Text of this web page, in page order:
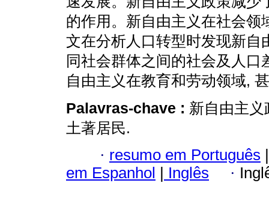
的作用。新自由主义在社会领
文在分析人口转型时发现新自
同社会群体之间的社会及人口
自由主义在教育和劳动领域,
Palavras-chave : 新自由主
土著居民.
· resumo em Português |
em Espanhol | Inglês ·